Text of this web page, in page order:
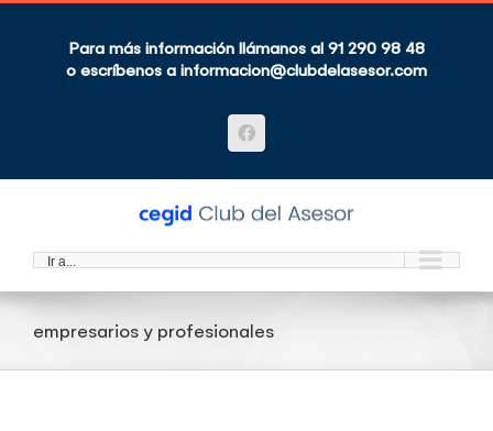
Saltar
contenidoPara más información llámanos al 91 290 98 48
o escríbenos a informacion@clubdelasesor.com
Facebook
Ir a...
empresarios y profesionales